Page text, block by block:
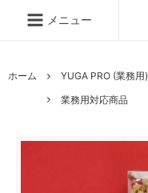
メニュー
ホーム
YUGA PRO (業務用)
業務用対応商品